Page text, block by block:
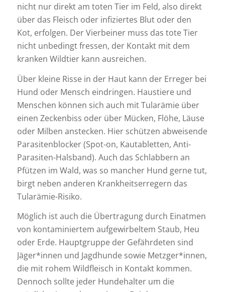
nicht nur direkt am toten Tier im Feld, also direkt
über das Fleisch oder infiziertes Blut oder den
Kot, erfolgen. Der Vierbeiner muss das tote Tier
nicht unbedingt fressen, der Kontakt mit dem
kranken Wildtier kann ausreichen.
Über kleine Risse in der Haut kann der Erreger bei
Hund oder Mensch eindringen. Haustiere und
Menschen können sich auch mit Tularämie über
einen Zeckenbiss oder über Mücken, Flöhe, Läuse
oder Milben anstecken. Hier schützen abweisende
Parasitenblocker (Spot-on, Kautabletten, Anti-
Parasiten-Halsband). Auch das Schlabbern an
Pfützen im Wald, was so mancher Hund gerne tut,
birgt neben anderen Krankheitserregern das
Tularämie-Risiko.
Möglich ist auch die Übertragung durch Einatmen
von kontaminiertem aufgewirbeltem Staub, Heu
oder Erde. Hauptgruppe der Gefährdeten sind
Jäger*innen und Jagdhunde sowie Metzger*innen,
die mit rohem Wildfleisch in Kontakt kommen.
Dennoch sollte jeder Hundehalter um die